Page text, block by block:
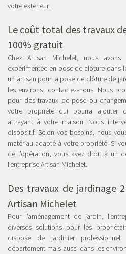
votre extérieur.
Le coût total des travaux
100% gratuit
Chez Artisan Michelet, nous
expérimentée en pose de clôture dans
un artisan pour la pose de clôture de
les environs, contactez-nous. Nous
pour des travaux de pose ou
votre propriété qui pourra ajouter
attrayant à votre maison. Nous
dispositif. Selon vos besoins, nous
matériau adapté à votre propriété. Si
de l’opération, vous avez droit à un
l’entreprise Artisan Michelet.
Des travaux de jardinage
Artisan Michelet
Pour l’aménagement de jardin,
diverses solutions pour les
dispose de jardinier
département mais aussi dans les